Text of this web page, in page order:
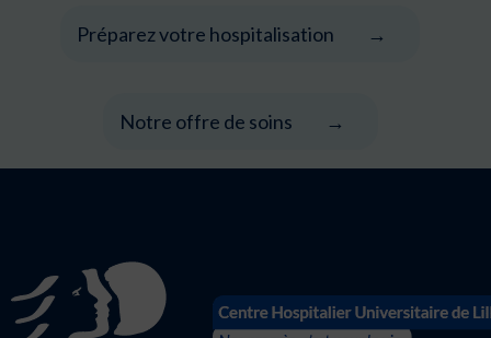
Préparez votre hospitalisation
Notre offre de soins